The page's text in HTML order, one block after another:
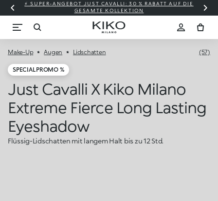
⚡ SUPER-ANGEBOT JUST CAVALLI: 30 % RABATT AUF DIE
GESAMTE KOLLEKTION
Make-Up Augen Lidschatten (57)
SPECIAL PROMO %
Just Cavalli X Kiko Milano
Extreme Fierce Long Lasting
Eyeshadow
Flüssig-Lidschatten mit langem Halt bis zu 12 Std.